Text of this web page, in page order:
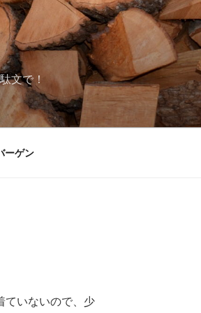
文で！
ーゲン
ていないので、少